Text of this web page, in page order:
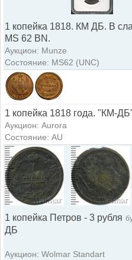
1 копейка 1818. КМ ДБ. В
MS 62 BN.
Аукцион: Munze
Состояние: MS62 (UNC)
1 копейка 1818 года. "КМ-
Аукцион: Aurora
Состояние: AU
1 копейка Петров - 3 рубля
ДБ
Аукцион: Wolmar Standart